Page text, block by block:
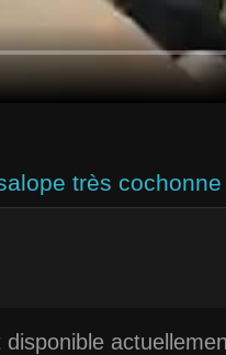
très cochonne